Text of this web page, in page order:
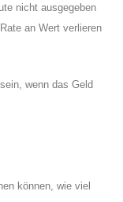
nicht ausgegeben
an Wert verlieren
wenn das Geld
können, wie viel